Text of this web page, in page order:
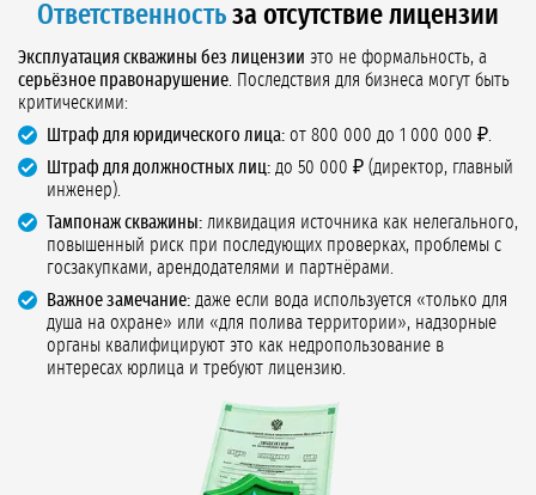
Ответственность за отсутствие лицензии
Эксплуатация скважины без лицензии это не формальность, а
серьёзное правонарушение . Последствия для бизнеса могут быть
критическими:
Штраф для юридического лица: от 800 000 до 1 000 000 ₽.
Штраф для должностных лиц: до 50 000 ₽ (директор, главный
инженер).
Тампонаж скважины: ликвидация источника как нелегального,
повышенный риск при последующих проверках, проблемы с
госзакупками, арендодателями и партнёрами.
Важное замечание: даже если вода используется «только для
душа на охране» или «для полива территории», надзорные
органы квалифицируют это как недропользование в
интересах юрлица и требуют лицензию.